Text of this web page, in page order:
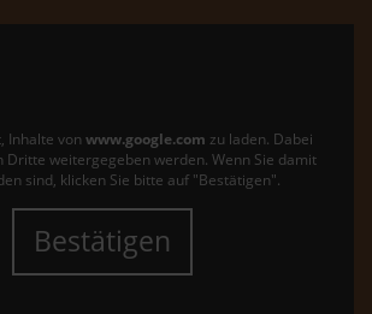
Inhalte von www.google.com zu laden. Dabei
Dritte weitergegeben werden. Wenn Sie damit
sind, klicken Sie bitte auf "Bestätigen".
Bestätigen